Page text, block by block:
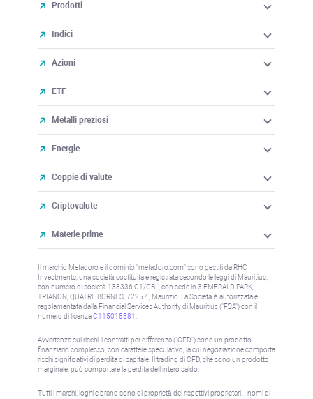
Prodotti
Indici
Azioni
ETF
Metalli preziosi
Energie
Coppie di valute
Criptovalute
Materie prime
Il marchio Metadoro e il dominio "metadoro.com" sono gestiti da RHC
Investments, una società costituita e registrata secondo le leggi di Mauritius,
con numero di società 138336 C1/GBL, con sede in 3 EMERALD PARK,
TRIANON, QUATRE BORNES, 72257 , Maurizio. La Società è autorizzata e
regolamentata dalla Financial Services Authority di Mauritius ("FSA") con il
numero di licenzaC115015381
Avvertenza sui rischi: i contratti per differenza ("CFD") sono un prodotto
finanziario complesso, con carattere speculativo, la cui negoziazione comporta
rischi significativi di perdita di capitale. Il trading di CFD, che sono un prodotto
marginale, può comportare la perdita dell'intero saldo.
Tutti i marchi, loghi e brand sono di proprietà dei rispettivi proprietari. I nomi di